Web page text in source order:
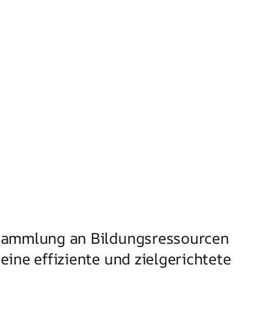
an Bildungsressourcen
effiziente und zielgerichtete